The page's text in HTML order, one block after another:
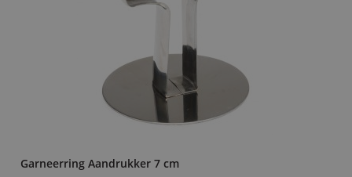
Garneerring Aandrukker 7 cm